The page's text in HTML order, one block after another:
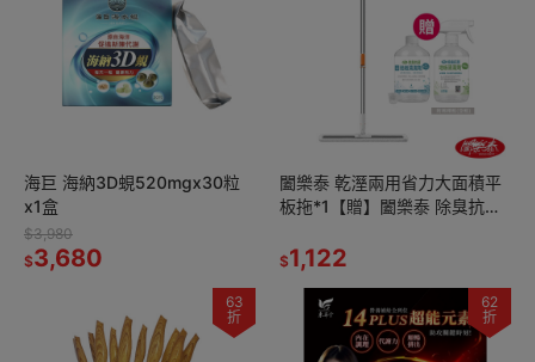
海巨 海納3D蜆520mgx30粒
x1盒
$3,980
$3,680
闔樂泰 乾溼兩用省力大面積平
板拖*1【贈】闔樂泰 除臭抗菌
$1,122
63
折
62
折